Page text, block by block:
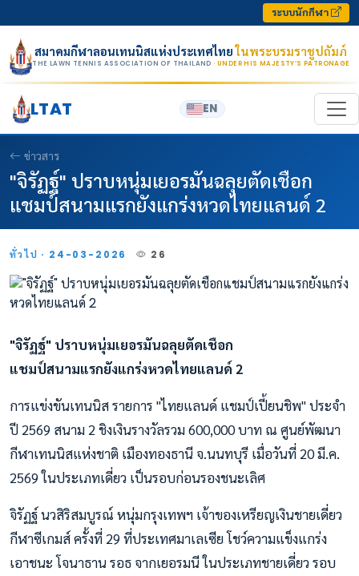
ระบบนักกีฬา
สมาคมกีฬาลอนเทนนิสแห่งประเทศไทยในพระบรมราชูปถัมภ์
THE LAWN TENNIS ASSOCIATION OF THAILAND · UNDER HIS MAJESTY’S PATRONAGE
LTAT EN
ข่าวสาร
"จิรัฏฐ์" ปราบหนุ่มเยอรมันฉลุยตัดเชือก
แชมป์สนามแรกยังแกร่งหวดไทยแลนด์ 2
ทั่วไป · 24-03-2026 26
"จิรัฏฐ์" ปราบหนุ่มเยอรมันฉลุยตัดเชือก
แชมป์สนามแรกยังแกร่งหวดไทยแลนด์ 2
การแข่งขันเทนนิส รายการ "ไทยแลนด์ แชมป์เปี้ยนชิพ" ประจำ
ปี 2569 สนาม 2 ชิงเงินรางวัลรวม 600,000 บาท ณ ศูนย์พัฒนา
กีฬาเทนนิสแห่งชาติ เมืองทองธานี จ.นนทบุรี เมื่อวันที่ 20 มี.ค.
2569 ในประเภทเดี่ยว เป็นรอบก่อนรองชนะเลิศ
จิรัฏฐ์ นวสิริสมบูรณ์ หนุ่มกรุงเทพฯ เจ้าของเหรียญเงินชายเดี่ยว
กีฬาซีเกมส์ ครั้งที่ 29 ที่ประเทศมาเลเซีย โชว์ความแข็งแกร่ง
เอาชนะ โจนาธาน รอธ จากเยอรมนี ในประเภทชายเดี่ยว รอบ